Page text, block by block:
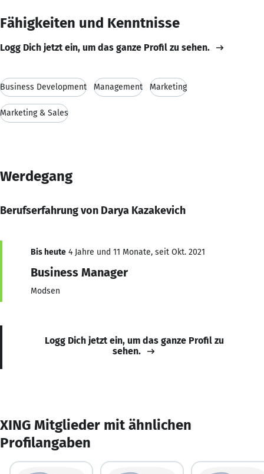
Fähigkeiten und Kenntnisse
Logg Dich jetzt ein, um das ganze Profil zu sehen.
Business Development Management Marketing
Marketing & Sales
Werdegang
Berufserfahrung von Darya Kazakevich
Bis heute 4 Jahre und 11 Monate, seit Okt. 2021
Business Manager
Modsen
Logg Dich jetzt ein, um das ganze Profil zu
sehen.
XING Mitglieder mit ähnlichen
Profilangaben